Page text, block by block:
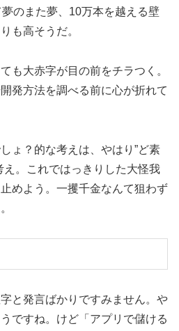
のまた夢、10万本を越える壁
も高そうだ。
も大赤字が目の前をチラつく。
発方法を調べる前に心が折れて
ょ？的な考えは、やはり”ど素
え。これではっきりした大怪我
めよう。一攫千金なんて狙わず
と発言ばかりですみません。や
ですね。けど「アプリで儲ける